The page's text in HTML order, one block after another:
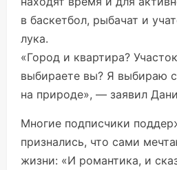
в баскетбол, рыбачат и
лука.
«Город и квартира?
выбираете вы? Я выбираю
на природе», — заявил
Многие подписчики
признались, что сами
жизни: «И романтика, и